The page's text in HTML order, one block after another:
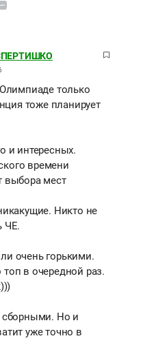
только
тоже планирует
и интересных.
времени
выбора мест
Никто не
ЧЕ.
очень горькими.
в очередной раз.
сборными. Но и
уже точно в